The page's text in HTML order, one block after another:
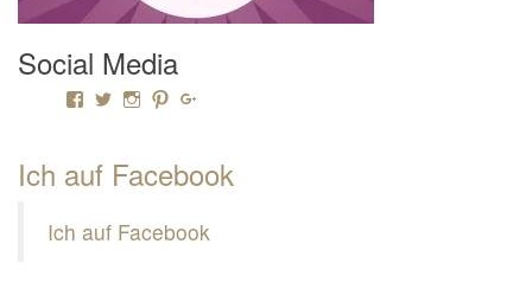
Social Media
Profil von Mamili1910 auf Facebook anzeigen
Profil von Mamili1910 auf Twitter anzeigen
Profil von Mamili1910 auf Instagram anzeigen
Profil von Mamili1910 auf Pinterest anzeigen
Ich auf Facebook
Ich auf Facebook